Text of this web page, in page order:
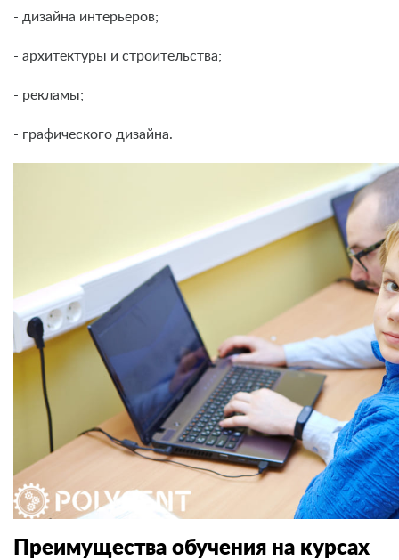
- дизайна интерьеров;
- архитектуры и строительства;
- рекламы;
- графического дизайна.
Преимущества обучения на курсах